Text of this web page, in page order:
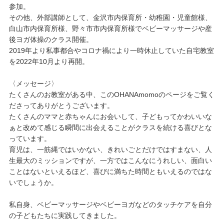
参加。
その他、外部講師として、金沢市内保育所・幼稚園・児童館様、
白山市内保育所様、野々市市内保育所様でベビーマッサージや産
後ヨガ体操のクラス開催。
2019年より私事都合やコロナ禍により一時休止していた自宅教室
を2022年10月より再開。
〈メッセージ〉
たくさんのお教室がある中、このOHANAmomoのページをご覧く
ださってありがとうございます。
たくさんのママと赤ちゃんにお会いして、子どもってかわいいな
ぁと改めて感じる瞬間に出会えることがクラスを続ける喜びとな
っています。
育児は、一筋縄ではいかない、きれいごとだけではすまない、人
生最大のミッションですが、一方ではこんなにうれしい、面白い
ことはないといえるほど、喜びに満ちた時間ともいえるのではな
いでしょうか。
私自身、ベビーマッサージやベビーヨガなどのタッチケアを自分
の子どもたちに実践してきました。